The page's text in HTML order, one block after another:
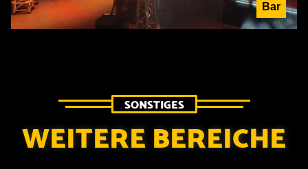
Bar
SONSTIGES
WEITERE BEREICHE